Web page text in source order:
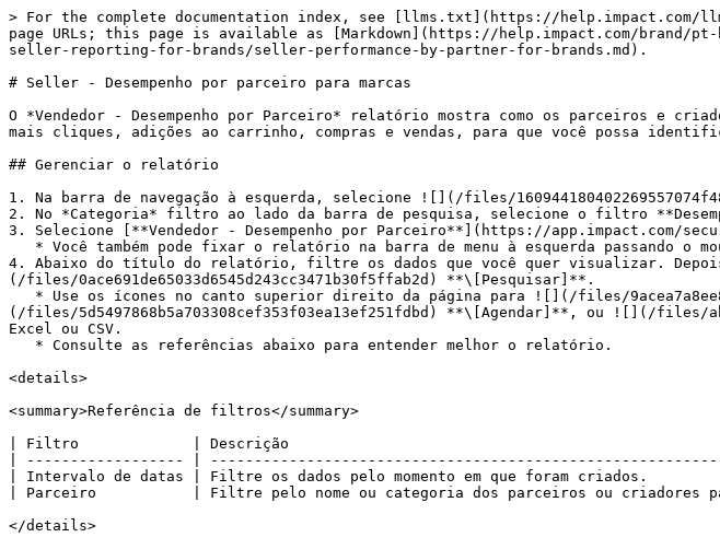
> For the complete documentation index, see [llms.txt](https://help.impact.com/
page URLs; this page is available as [Markdown](https://help.impact.com/brand/
seller-reporting-for-brands/seller-performance-by-partner-for-brands.md).
# Seller - Desempenho por parceiro para marcas
O *Vendedor - Desempenho por Parceiro* relatório mostra como os parceiros e
mais cliques, adições ao carrinho, compras e vendas, para que você possa
## Gerenciar o relatório
1. Na barra de navegação à esquerda, selecione ![](/files/
2. No *Categoria* filtro ao lado da barra de pesquisa, selecione o filtro
3. Selecione [**Vendedor - Desempenho por Parceiro**](https://app.impact.com/
4. Abaixo do título do relatório, filtre os dados que você quer visualizar.
(/files/0ace691de65033d6545d243cc3471b30f5ffab2d) **\[Pesquisar]**.
(/files/5d5497868b5a703308cef353f03ea13ef251fdbd) **\[Agendar]**, ou ![](/files/
Excel ou CSV.
<details>
<summary>Referência de filtros</summary>
| Filtro             | Descrição
| ------------------ |
| Intervalo de datas | Filtre os dados pelo momento em que foram
| Parceiro           | Filtre pelo nome ou categoria dos parceiros ou criadores
</details>